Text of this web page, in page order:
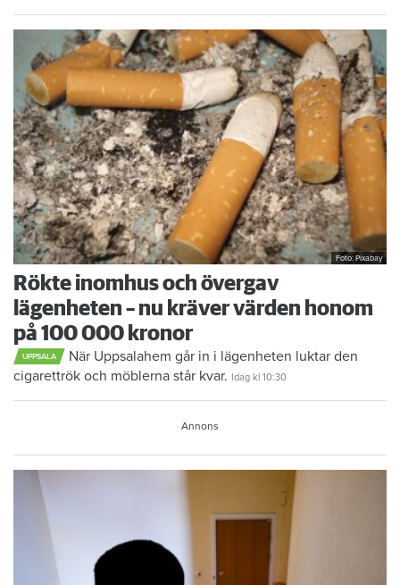
Foto: Pixabay
Rökte inomhus och övergav
lägenheten – nu kräver värden honom
på 100 000 kronor
UPPSALA
När Uppsalahem går in i lägenheten luktar den
cigarettrök och möblerna står kvar. Idag kl 10:30